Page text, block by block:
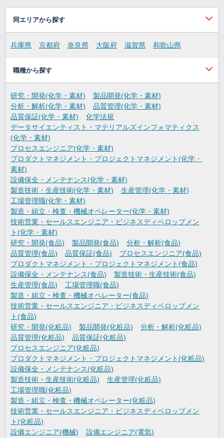
同エリアから探す
兵庫県 京都府 奈良県 大阪府 滋賀県 和歌山県
職種から探す
研究・開発(化学・素材)
製品開発(化学・素材)
分析・解析(化学・素材)
品質管理(化学・素材)
品質保証(化学・素材)
化学法規
データサイエンティスト・マテリアルズインフォマティクス
(化学・素材)
プロセスエンジニア(化学・素材)
プロダクトマネジメント・プロジェクトマネジメント(化学・
素材)
設備保全・メンテナンス(化学・素材)
製造技術・生産技術(化学・素材)
生産管理(化学・素材)
工場管理職(化学・素材)
製造・組立・検査・機械オペレーター(化学・素材)
技術営業・セールスエンジニア・ビジネスディベロップメン
ト(化学・素材)
研究・開発(食品)
製品開発(食品)
分析・解析(食品)
品質管理(食品)
品質保証(食品)
プロセスエンジニア(食品)
プロダクトマネジメント・プロジェクトマネジメント(食品)
設備保全・メンテナンス(食品)
製造技術・生産技術(食品)
生産管理(食品)
工場管理職(食品)
製造・組立・検査・機械オペレーター(食品)
技術営業・セールスエンジニア・ビジネスディベロップメン
ト(食品)
研究・開発(化粧品)
製品開発(化粧品)
分析・解析(化粧品)
品質管理(化粧品)
品質保証(化粧品)
プロセスエンジニア(化粧品)
プロダクトマネジメント・プロジェクトマネジメント(化粧品)
設備保全・メンテナンス(化粧品)
製造技術・生産技術(化粧品)
生産管理(化粧品)
工場管理職(化粧品)
製造・組立・検査・機械オペレーター(化粧品)
技術営業・セールスエンジニア・ビジネスディベロップメン
ト(化粧品)
設備エンジニア(機械)
設備エンジニア(電気)